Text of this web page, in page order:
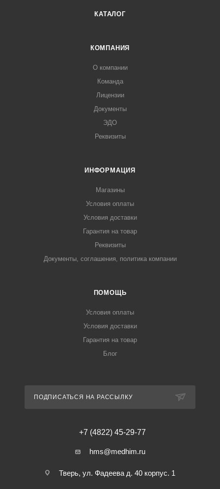
КАТАЛОГ
КОМПАНИЯ
О компании
Команда
Лицензии
Документы
ЭДО
Реквизиты
ИНФОРМАЦИЯ
Магазины
Условия оплаты
Условия доставки
Гарантия на товар
Реквизиты
Документы, соглашения, политика компании
ПОМОЩЬ
Условия оплаты
Условия доставки
Гарантия на товар
Блог
ПОДПИСАТЬСЯ НА РАССЫЛКУ
+7 (4822) 45-29-77
hms@medhim.ru
Тверь, ул. Фадеева д. 40 корпус. 1